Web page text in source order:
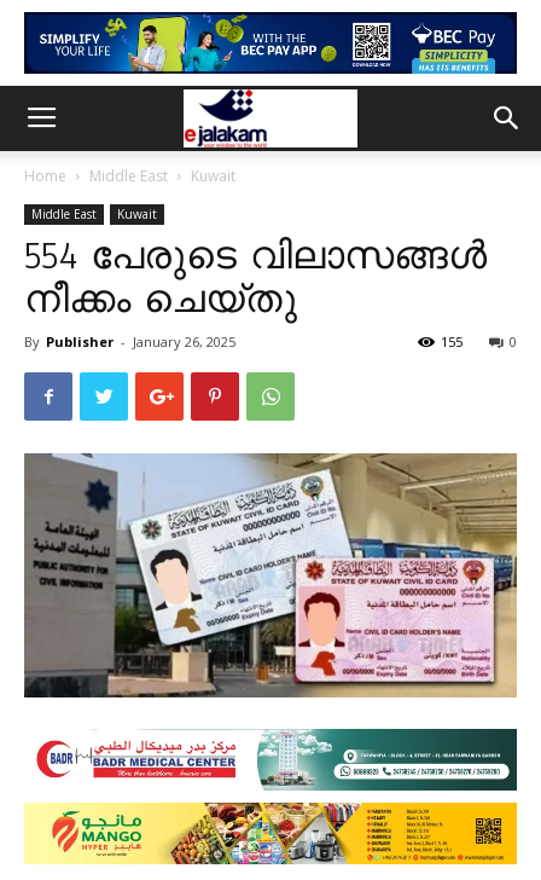
Home Middle East Kuwait
Middle East Kuwait
554 പേരുടെ വിലാസങ്ങൾ
നീക്കം ചെയ്തു
By Publisher - January 26, 2025 0
155